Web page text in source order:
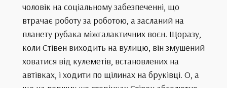
чоловік на соціальному забезпеченні, що
втрачає роботу за роботою, а засланий на
планету рубака міжгалактичних воєн. Щоразу,
коли Стівен виходить на вулицю, він змушений
ховатися від кулеметів, встановлених на
автівках, і ходити по щілинах на бруківці. О, а